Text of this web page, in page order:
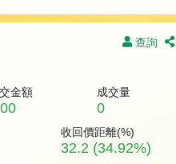
查詢
金額 成交量
0
收回價距離(%)
32.2 (34.92%)